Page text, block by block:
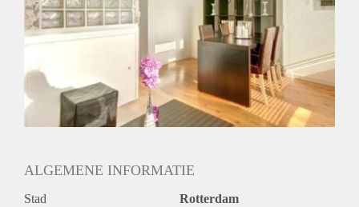
Huurtermijn
Onbepaalde termijn
Oplevering
ALGEMENE INFORMATIE
Stad Rotterdam